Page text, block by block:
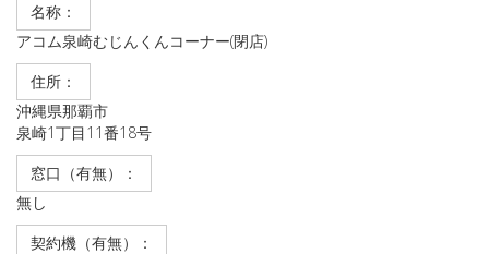
名称：
アコム泉崎むじんくんコーナー(閉店)
住所：
沖縄県那覇市
泉崎1丁目11番18号
窓口（有無）：
無し
契約機（有無）：